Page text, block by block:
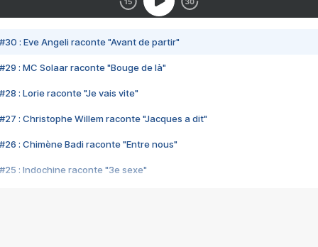
#30 : Eve Angeli raconte "Avant de partir"
#29 : MC Solaar raconte "Bouge de là"
#28 : Lorie raconte "Je vais vite"
#27 : Christophe Willem raconte "Jacques a dit"
#26 : Chimène Badi raconte "Entre nous"
#25 : Indochine raconte "3e sexe"